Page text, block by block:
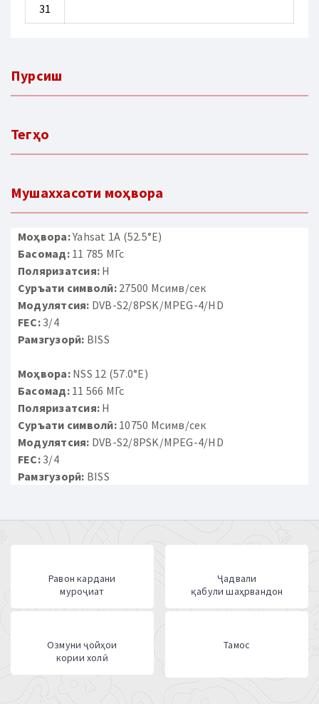
31
Пурсиш
Тегҳо
Мушаххасоти моҳвора
Моҳвора:Yahsat 1A (52.5°E)
Басомад:11 785 МГс
Поляризатсия: H
Суръати символӣ:27500 Мсимв/сек
Модулятсия: DVB-S2/8PSK/MPEG-4/HD
FEC:3/4
Рамзгузорӣ: BISS
Моҳвора:NSS 12 (57.0°E)
Басомад:11 566 МГс
Поляризатсия: H
Суръати символӣ:10750 Мсимв/сек
Модулятсия: DVB-S2/8PSK/MPEG-4/HD
FEC:3/4
Рамзгузорӣ: BISS
Равон кардани
муроҷиат
Ҷадвали
қабули шаҳрвандон
Озмуни ҷойҳои
кории холӣ
Тамос